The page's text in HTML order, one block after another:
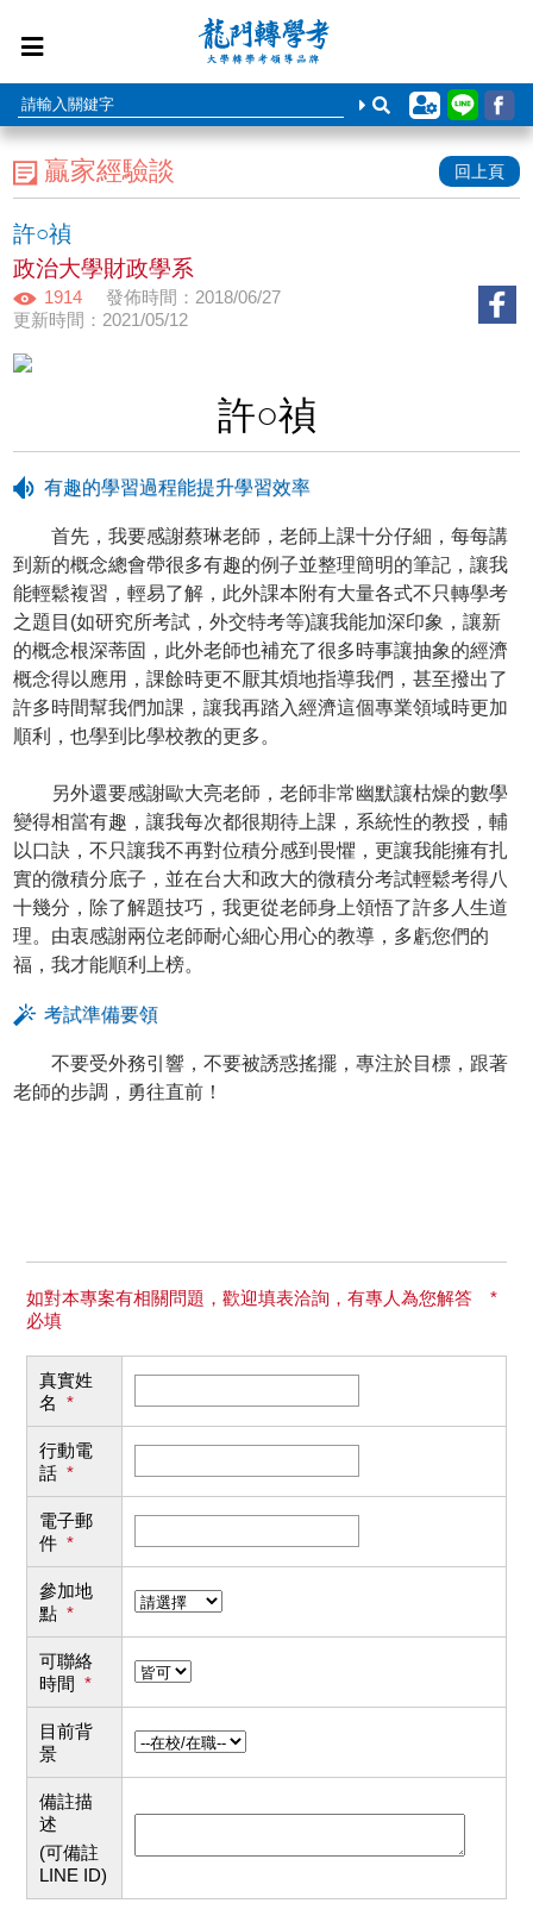
贏家經驗談 回上頁
許○禎
政治大學財政學系
1914
發佈時間：2018/06/27
更新時間：2021/05/12
許○禎
有趣的學習過程能提升學習效率
首先，我要感謝蔡琳老師，老師上課十分仔細，每每講
到新的概念總會帶很多有趣的例子並整理簡明的筆記，讓我
能輕鬆複習，輕易了解，此外課本附有大量各式不只轉學考
之題目(如研究所考試，外交特考等)讓我能加深印象，讓新
的概念根深蒂固，此外老師也補充了很多時事讓抽象的經濟
概念得以應用，課餘時更不厭其煩地指導我們，甚至撥出了
許多時間幫我們加課，讓我再踏入經濟這個專業領域時更加
順利，也學到比學校教的更多。
另外還要感謝歐大亮老師，老師非常幽默讓枯燥的數學
變得相當有趣，讓我每次都很期待上課，系統性的教授，輔
以口訣，不只讓我不再對位積分感到畏懼，更讓我能擁有扎
實的微積分底子，並在台大和政大的微積分考試輕鬆考得八
十幾分，除了解題技巧，我更從老師身上領悟了許多人生道
理。由衷感謝兩位老師耐心細心用心的教導，多虧您們的
福，我才能順利上榜。
考試準備要領
不要受外務引響，不要被誘惑搖擺，專注於目標，跟著
老師的步調，勇往直前！
如對本專案有相關問題，歡迎填表洽詢，有專人為您解答 *
必填
真實姓
名 *
行動電
話 *
電子郵
件 *
參加地
點 *
可聯絡
時間 *
目前背
景
備註描
述
(可備註
LINE ID)